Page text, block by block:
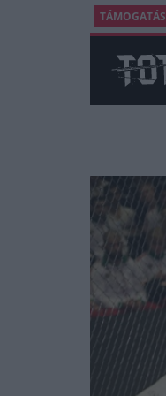
TÁMOGATÁS